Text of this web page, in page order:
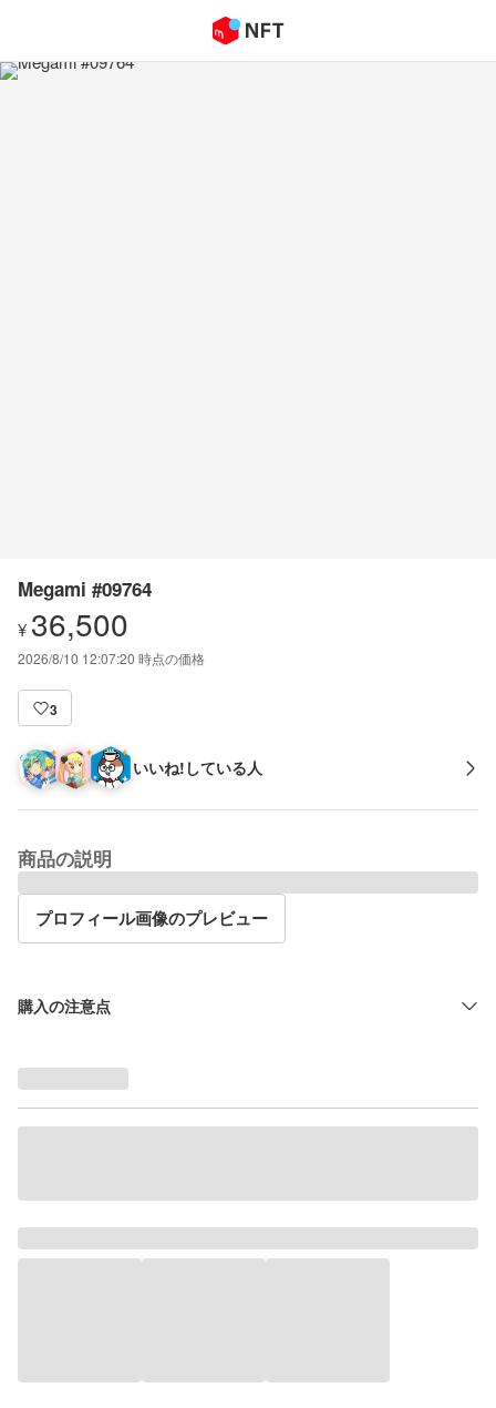
Megami #09764
¥ 36,500
2026/8/10 12:07:20 時点の価格
3
いいね!している人
商品の説明
プロフィール画像のプレビュー
購入の注意点